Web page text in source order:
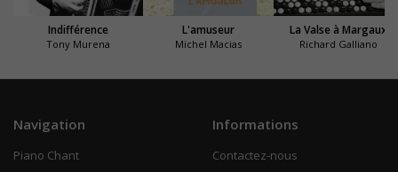
Indifférence
Tony Murena
L'amuseur
Michel Macias
La Valse à Margaux
Richard Galliano
Navigation
Piano Chant
Informations
Contactez-nous